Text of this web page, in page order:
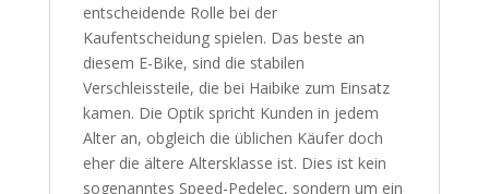
entscheidende Rolle bei der
Kaufentscheidung spielen. Das beste an
diesem E-Bike, sind die stabilen
Verschleissteile, die bei Haibike zum Einsatz
kamen. Die Optik spricht Kunden in jedem
Alter an, obgleich die üblichen Käufer doch
eher die ältere Altersklasse ist. Dies ist kein
sogenanntes Speed-Pedelec, sondern um ein